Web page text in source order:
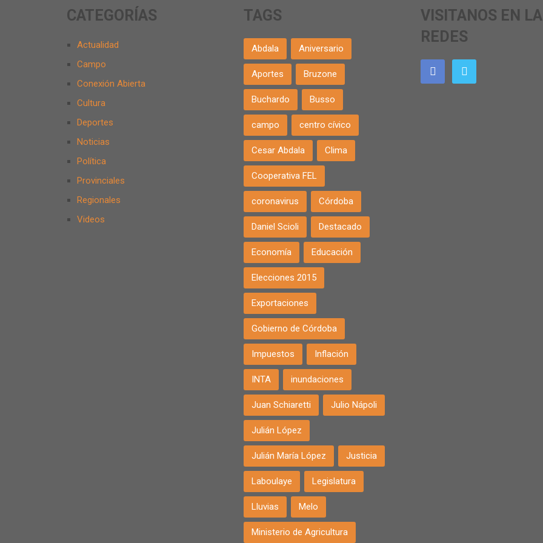
CATEGORÍAS
Actualidad
Campo
Conexión Abierta
Cultura
Deportes
Noticias
Política
Provinciales
Regionales
Videos
TAGS
Abdala Aniversario
Aportes Bruzone
Buchardo Busso
campo centro cívico
Cesar Abdala Clima
Cooperativa FEL
coronavirus Córdoba
Daniel Scioli Destacado
Economía Educación
Elecciones 2015
Exportaciones
Gobierno de Córdoba
Impuestos Inflación
INTA inundaciones
Juan Schiaretti Julio Nápoli
Julián López
Julián María López Justicia
Laboulaye Legislatura
Lluvias Melo
Ministerio de Agricultura
VISITANOS EN
REDES